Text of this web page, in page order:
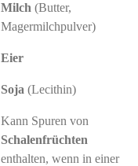
Milch (Butter,
Magermilchpulver)
Eier
Soja (Lecithin)
Kann Spuren von
Schalenfrüchten
enthalten, wenn in einer